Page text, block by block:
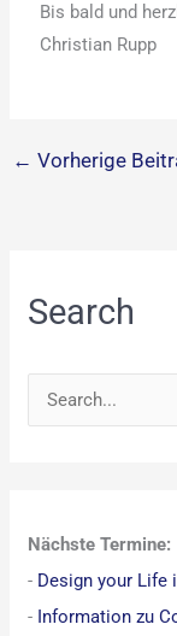
Bis bald und
Christian Rupp
← Vorherige
Search
e
n
n
Nächste Termine:
- Design your Life
- Information zu